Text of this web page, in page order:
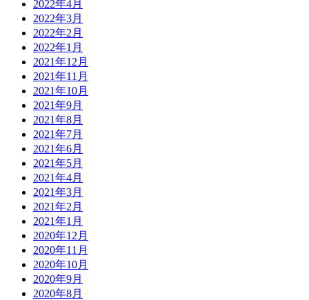
2022年4月
2022年3月
2022年2月
2022年1月
2021年12月
2021年11月
2021年10月
2021年9月
2021年8月
2021年7月
2021年6月
2021年5月
2021年4月
2021年3月
2021年2月
2021年1月
2020年12月
2020年11月
2020年10月
2020年9月
2020年8月